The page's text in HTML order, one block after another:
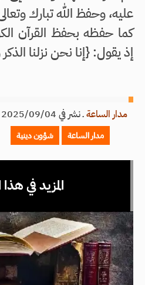
عليه، وحفظ الله تبارك
كما حفظه بحفظ القرآن
إذ يقول: {إنا نحن نزلنا
مدار الساعةـنشر في 2025/09/04 الساعة 16:09
مدار الساعة شؤون دينية
المزيد في